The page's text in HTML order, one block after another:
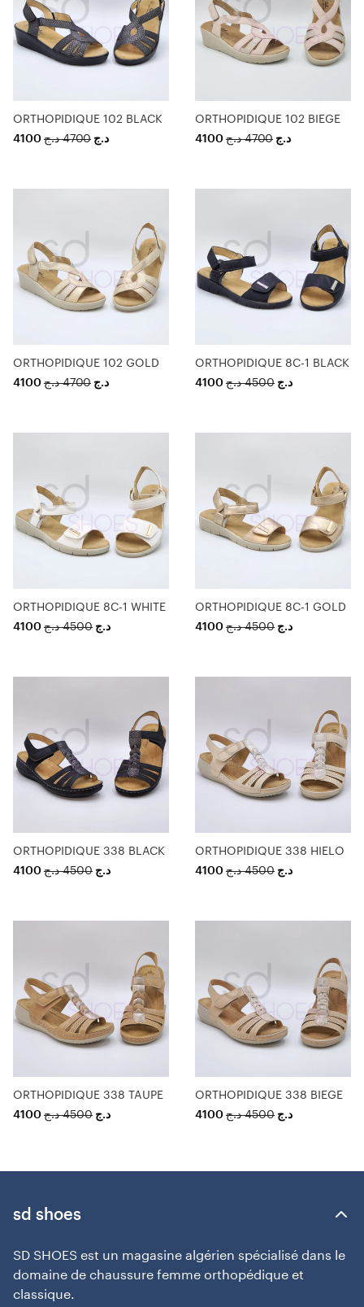
ORTHOPIDIQUE 102 BLACK
4100
د.ج 4700 د.ج
ORTHOPIDIQUE 102 BIEGE
4100
د.ج 4700 د.ج
ORTHOPIDIQUE 102 GOLD
4100
د.ج 4700 د.ج
ORTHOPIDIQUE 8C-1 BLACK
4100
د.ج 4500 د.ج
ORTHOPIDIQUE 8C-1 WHITE
4100
د.ج 4500 د.ج
ORTHOPIDIQUE 8C-1 GOLD
4100
د.ج 4500 د.ج
ORTHOPIDIQUE 338 BLACK
4100
د.ج 4500 د.ج
ORTHOPIDIQUE 338 HIELO
4100
د.ج 4500 د.ج
ORTHOPIDIQUE 338 TAUPE
4100
د.ج 4500 د.ج
ORTHOPIDIQUE 338 BIEGE
4100
د.ج 4500 د.ج
sd shoes
SD SHOES est un magasine algérien spécialisé dans le
domaine de chaussure femme orthopédique et
classique.